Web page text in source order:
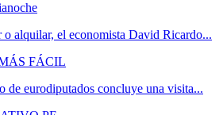
o alquilar, el economista David Ricardo...
FÁCIL
de eurodiputados concluye una visita...